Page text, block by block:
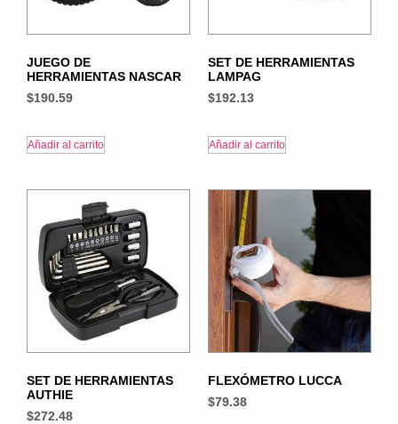
JUEGO DE
HERRAMIENTAS NASCAR
$190.59
Añadir al carrito
SET DE HERRAMIENTAS
LAMPAG
$192.13
Añadir al carrito
SET DE HERRAMIENTAS
AUTHIE
$272.48
FLEXÓMETRO LUCCA
$79.38